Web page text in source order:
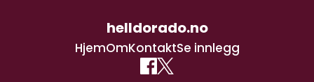
helldorado.no
HjemOmKontaktSe innlegg